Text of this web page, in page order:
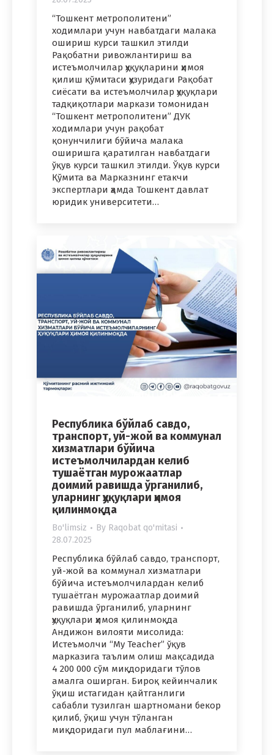
“Тошкент метрополитени”
ходимлари учун навбатдаги малака
ошириш курси ташкил этилди
Рақобатни ривожлантириш ва
истеъмолчилар ҳуқуқларини ҳимоя
қилиш қўмитаси ҳузуридаги Рақобат
сиёсати ва истеъмолчилар ҳуқуқлари
тадқиқотлари маркази томонидан
“Тошкент метрополитени” ДУК
ходимлари учун рақобат
қонунчилиги бўйича малака
оширишга қаратилган навбатдаги
ўқув курси ташкил этилди. Ўқув курси
Қўмита ва Марказнинг етакчи
экспертлари ҳамда Тошкент давлат
юридик университети…
Республика бўйлаб савдо,
транспорт, уй-жой ва коммунал
хизматлари бўйича
истеъмолчилардан келиб
тушаётган мурожаатлар
доимий равишда ўрганилиб,
уларнинг ҳуқуқлари ҳимоя
қилинмоқда
Bo'limsiz By Raqobat qo'mitasi
28.07.2025
Республика бўйлаб савдо, транспорт,
уй-жой ва коммунал хизматлари
бўйича истеъмолчилардан келиб
тушаётган мурожаатлар доимий
равишда ўрганилиб, уларнинг
ҳуқуқлари ҳимоя қилинмоқда
Андижон вилояти мисолида:
Истеъмолчи “My Teacher” ўқув
марказига таълим олиш мақсадида
4 200 000 сўм миқдоридаги тўлов
амалга оширган. Бироқ кейинчалик
ўқиш истагидан қайтганлиги
сабабли тузилган шартномани бекор
қилиб, ўқиш учун тўланган
миқдоридаги пул маблағини…